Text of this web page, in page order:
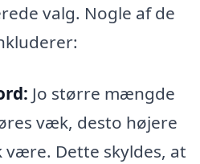
valg. Nogle af de
Jo større mængde
væk, desto højere
være. Dette skyldes, at